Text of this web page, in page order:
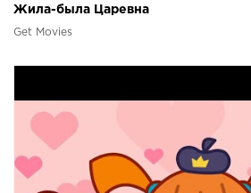
Жила-была Царевна
Get Movies